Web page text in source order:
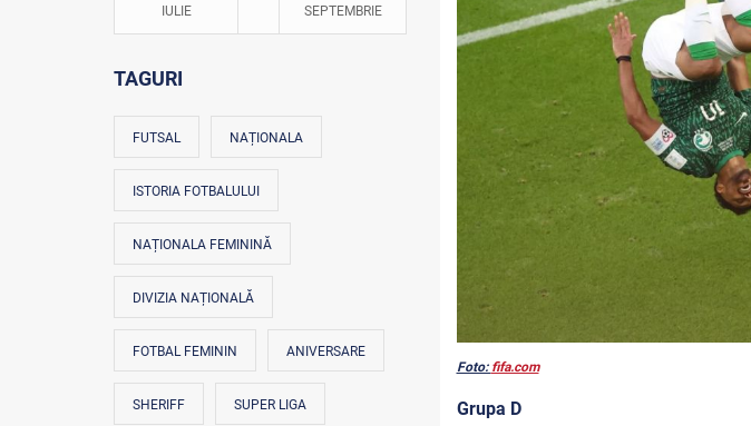
IULIE SEPTEMBRIE
TAGURI
FUTSAL NAȚIONALA
ISTORIA FOTBALULUI
NAȚIONALA FEMININĂ
DIVIZIA NAȚIONALĂ
FOTBAL FEMININ ANIVERSARE
SHERIFF SUPER LIGA
Foto: fifa.com
Grupa D